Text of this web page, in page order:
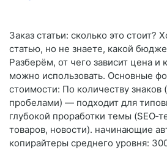
Заказ статьи: сколько это стоит?
статью, но не знаете, какой
Разберём, от чего зависит цена и
можно использовать. Основные
стоимости: По количеству знаков
пробелами) — подходит для
глубокой проработки темы
товаров, новости). начинающие
копирайтеры среднего уровня: